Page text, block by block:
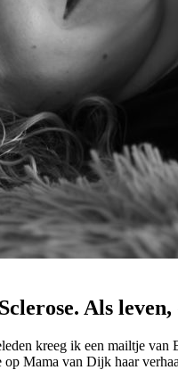
Als
kreeg ik een mailtje
op Mama van Dijk haar